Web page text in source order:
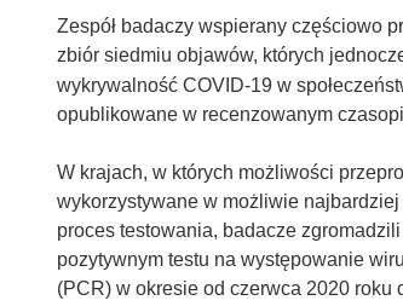
Zespół badaczy wspierany częściowo
zbiór siedmiu objawów, których
wykrywalność COVID-19 w
opublikowane w recenzowanym
W krajach, w których możliwości
wykorzystywane w możliwie
proces testowania, badacze
pozytywnym testu na występowanie
(PCR) w okresie od czerwca 2020 roku